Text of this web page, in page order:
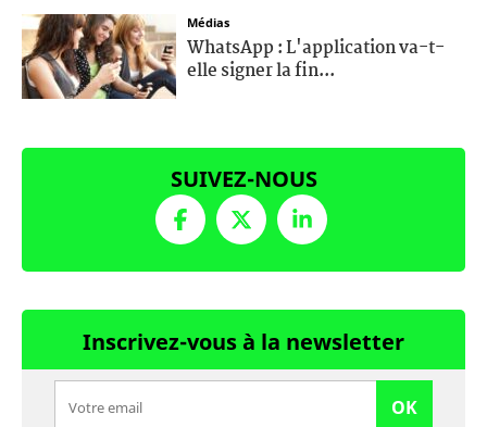
Médias
WhatsApp : L'application va-t-
elle signer la fin...
SUIVEZ-NOUS
Inscrivez-vous à la newsletter
OK